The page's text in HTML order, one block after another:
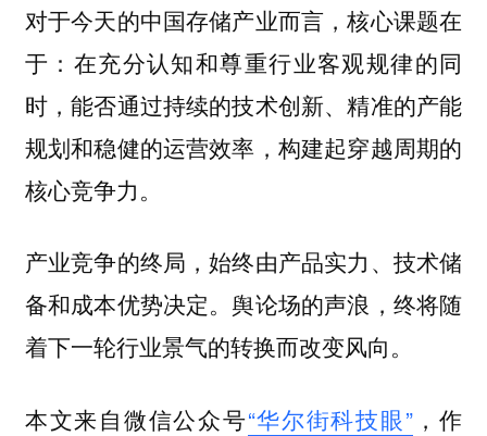
对于今天的中国存储产业而言，核心课题在
于：在充分认知和尊重行业客观规律的同
时，能否通过持续的技术创新、精准的产能
规划和稳健的运营效率，构建起穿越周期的
核心竞争力。
产业竞争的终局，始终由产品实力、技术储
备和成本优势决定。舆论场的声浪，终将随
着下一轮行业景气的转换而改变风向。
本文来自微信公众号“华尔街科技眼”，作